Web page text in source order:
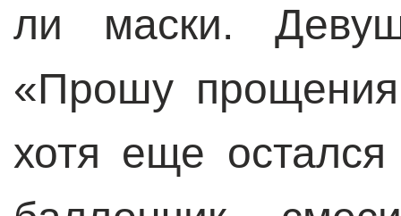
ли маски.
«Прошу
хотя еще